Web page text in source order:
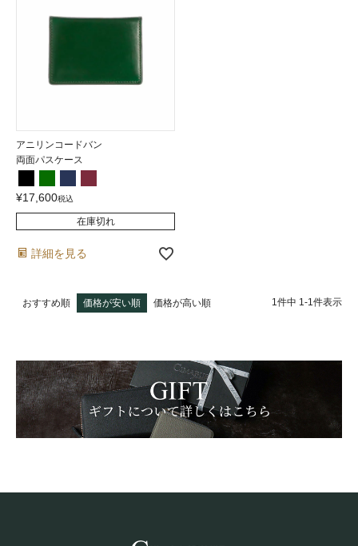
アニリンコードバン
両面パスケース
¥17,600税込
在庫切れ
詳細を見る
おすすめ順 価格が安い順 価格が高い順 1件中 1-1件表示